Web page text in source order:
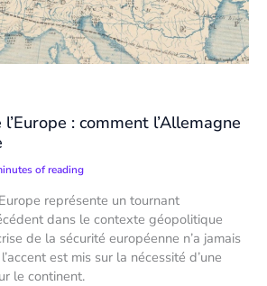
: comment l’Allemagne
of reading
représente un tournant
dans le contexte géopolitique
de la sécurité européenne n’a jamais
est mis sur la nécessité d’une
le continent.